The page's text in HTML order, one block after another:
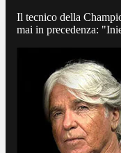
Il tecnico della
mai in precedenza: